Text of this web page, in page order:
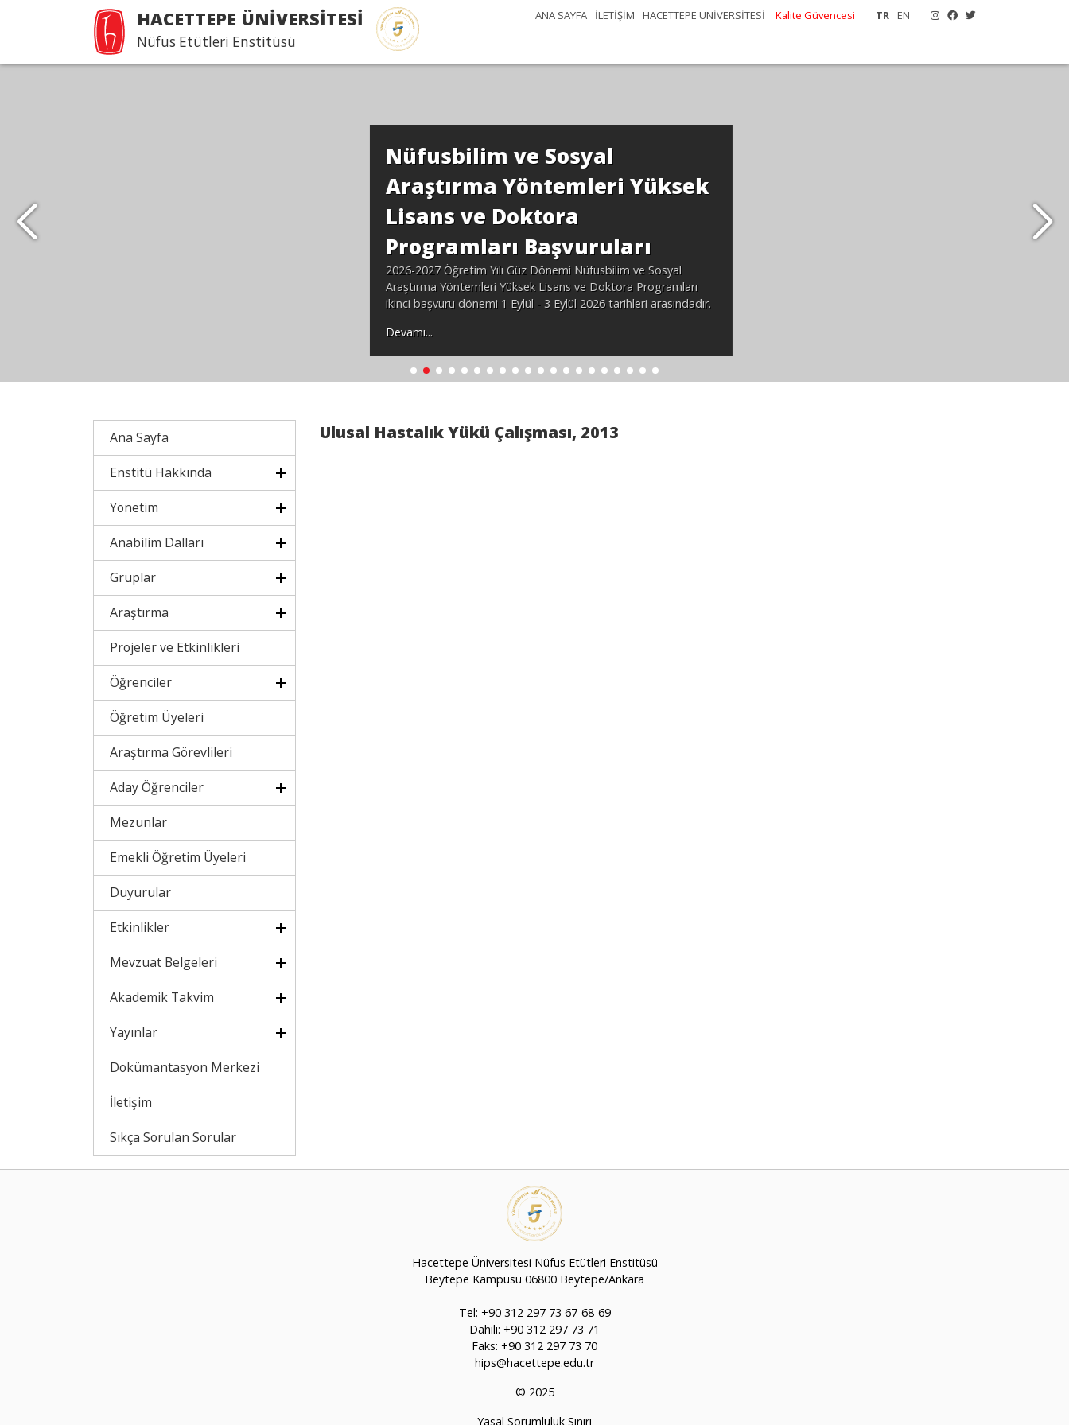
HACETTEPE ÜNİVERSİTESİ
Nüfus Etütleri Enstitüsü
TR EN
ANA SAYFA İLETİŞİM HACETTEPE ÜNİVERSİTESİ Kalite Güvencesi
Araştırma Yöntemleri Yüksek
2026-2027 Öğretim Yılı Güz Dönemi Nüfusbilim ve Sosyal
Araştırma Yöntemleri Yüksek Lisans ve Doktora Programları
ikinci başvuru dönemi 1 Eylül - 3 Eylül 2026 tarihleri arasındadır.
Ana Sayfa
Enstitü Hakkında
Yönetim
Anabilim Dalları
Gruplar
Araştırma
Projeler ve Etkinlikleri
Öğrenciler
Öğretim Üyeleri
Araştırma Görevlileri
Aday Öğrenciler
Mezunlar
Emekli Öğretim Üyeleri
Duyurular
Etkinlikler
Mevzuat Belgeleri
Akademik Takvim
Yayınlar
Dokümantasyon Merkezi
İletişim
Sıkça Sorulan Sorular
Ulusal Hastalık Yükü Çalışması, 2013
Hacettepe Üniversitesi Nüfus Etütleri Enstitüsü
Beytepe Kampüsü 06800 Beytepe/Ankara
Tel: +90 312 297 73 67-68-69
Dahili: +90 312 297 73 71
Faks: +90 312 297 73 70
hips@hacettepe.edu.tr
© 2025
Yasal Sorumluluk Sınırı